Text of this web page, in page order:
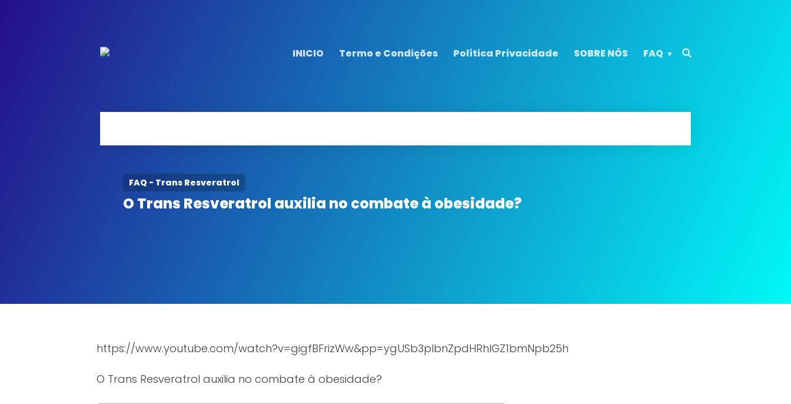
INICIO Termo e Condições Política Privacidade SOBRE NÓS FAQ
FAQ - Trans Resveratrol
O Trans Resveratrol auxilia no combate à obesidade?
https://www.youtube.com/watch?v=gigfBFrizWw&pp=ygUSb3plbnZpdHRhIGZ1bmNpb25h
O Trans Resveratrol auxilia no combate à obesidade?